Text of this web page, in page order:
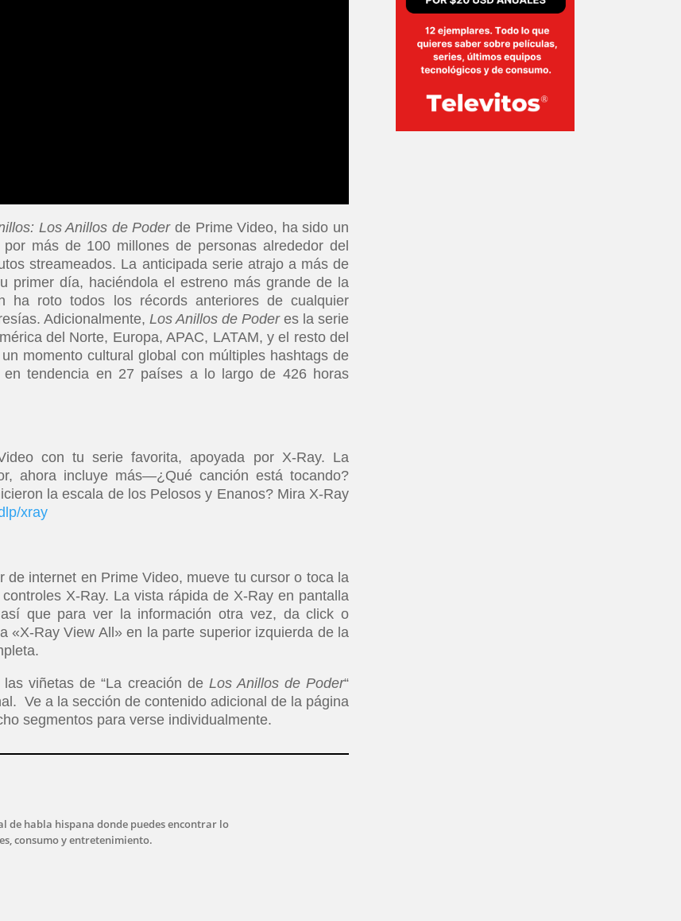
Los Anillos de Poderde Prime Video, ha sido un
más de 100 millones de personas alrededor del
streameados. La anticipada serie atrajo a más de
primer día, haciéndola el estreno más grande de la
ha roto todos los récords anteriores de cualquier
Adicionalmente, Los Anillos de Poder es la serie
del Norte, Europa, APAC, LATAM, y el resto del
momento cultural global con múltiples hashtags de
tendencia en 27 países a lo largo de 426 horas
con tu serie favorita, apoyada por X-Ray. La
ahora incluye más—¿Qué canción está tocando?
la escala de los Pelosos y Enanos? Mira X-Ray
xray
internet en Prime Video, mueve tu cursor o toca la
X-Ray. La vista rápida de X-Ray en pantalla
que para ver la información otra vez, da click o
«X-Ray View All» en la parte superior izquierda de la
viñetas de “La creación de Los Anillos de Poder“
Ve a la sección de contenido adicional de la página
segmentos para verse individualmente.
de habla hispana donde puedes encontrar lo
consumo y entretenimiento.